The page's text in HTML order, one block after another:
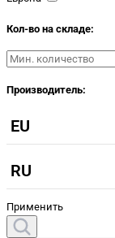
Кол-во на складе:
Производитель:
EU
RU
Применить